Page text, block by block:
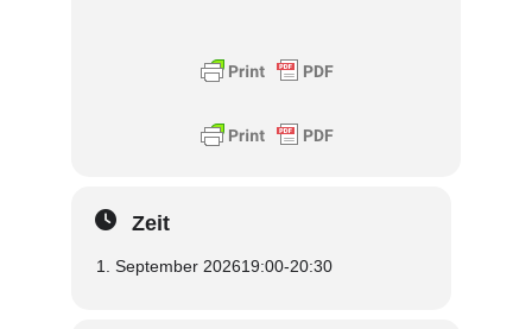
Zeit
1. September 202619:00-20:30